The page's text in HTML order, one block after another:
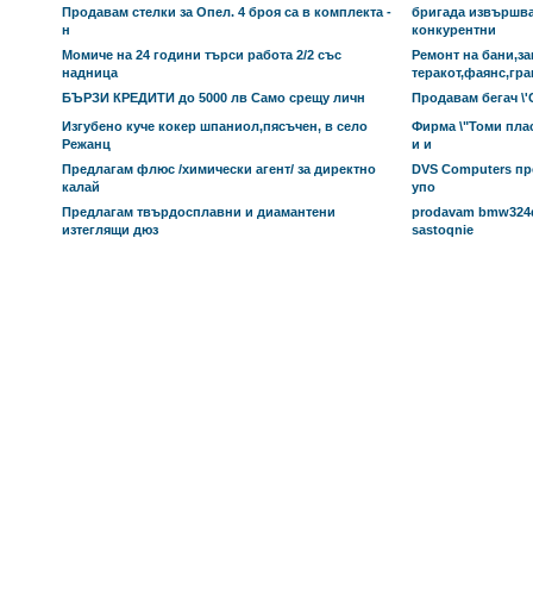
Продавам стелки за Опел. 4 броя са в комплекта -
н
бригада
конкурентни
Момиче на 24 години търси работа 2/2 със
надница
Ремонт на
БЪРЗИ КРЕДИТИ до 5000 лв Само срещу личн
Продавам бегач
Изгубено куче кокер шпаниол,пясъчен, в село
Режанц
Фирма \"Томи
и и
Предлагам флюс /химически агент/ за директно
калай
DVS Computers
упо
Предлагам твърдосплавни и диамантени
изтеглящи дюз
prodavam
sastoqnie